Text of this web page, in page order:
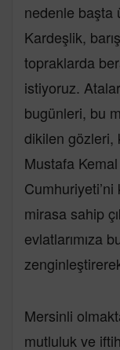
nedenle başta
Kardeşlik,
topraklarda
istiyoruz.
bugünleri, bu
dikilen gözleri,
Mustafa
mirasa sahip
evlatlarımıza
Mersinli
mutluluk ve